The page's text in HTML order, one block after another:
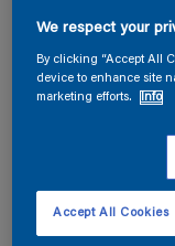
V6.30.30
1 L
We respect your
By clicking “Accept All
device to enhance site
marketing efforts.
Info
Accept All Cookies